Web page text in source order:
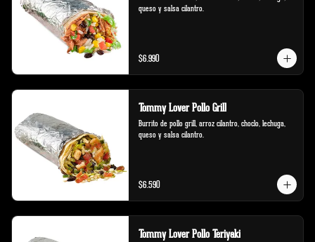
queso y salsa cilantro.
$6.990
Tommy Lover Pollo Grill
Burrito de pollo grill, arroz cilantro, choclo, lechuga,
queso y salsa cilantro.
$6.590
Tommy Lover Pollo Teriyaki